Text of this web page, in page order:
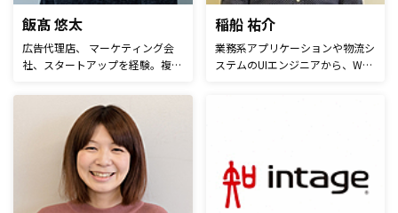
飯髙 悠太
広告代理店、 マーケティング会
社、スタートアップを経験。複数
の立ち上げに関わる。また、企業
のWeb マーケティングやSNS プ
ロモーションをはじめ、50社以
上のコンサルティングを経験。
2014年の4月にWeb マーケティ
ングのノウハウが学べるメディア
「ferret」の立ち上げにあたり参
稲船 祐介
業務系アプリケーションや物流シ
ステムのUIエンジニアから、Web